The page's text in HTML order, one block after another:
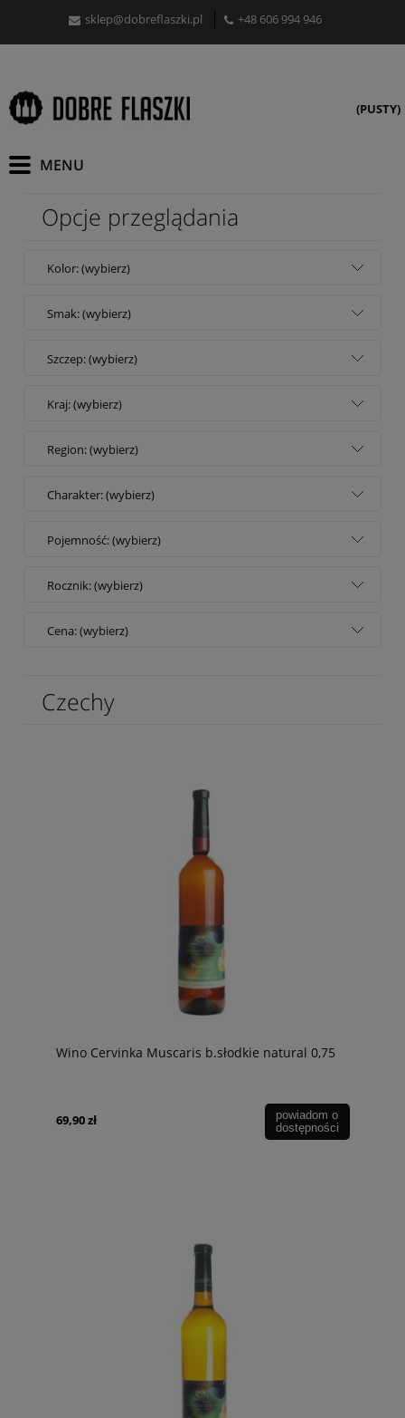
sklep@dobreflaszki.pl +48 606 994 946
(PUSTY)
Opcje przeglądania
Kolor: (wybierz)
Smak: (wybierz)
Szczep: (wybierz)
Kraj: (wybierz)
Region: (wybierz)
Charakter: (wybierz)
Pojemność: (wybierz)
Rocznik: (wybierz)
Cena: (wybierz)
Czechy
Wino Cervinka Muscaris b.słodkie natural 0,75
69,90 zł
powiadom o
dostępności